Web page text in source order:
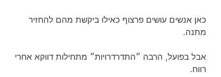
כאן אנשים עושים פרצוף כאילו ביקשת מהם להחזיר
מתנה.
אבל בפועל, הרבה ״התדרדרויות״ מתחילות דווקא אחרי
רווח.